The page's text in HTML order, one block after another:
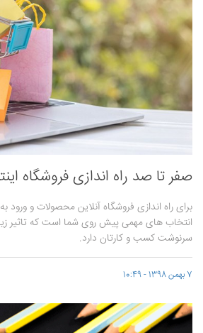
صفر تا صد راه اندازی فروشگاه
برای راه اندازی فروشگاه آنلاین محصولات و ورود
انتخاب های مهمی پیش روی شما است که تاثیر
سرنوشت کسب‌ و کارتان دارد.
7 بهمن 1398 - 10:49